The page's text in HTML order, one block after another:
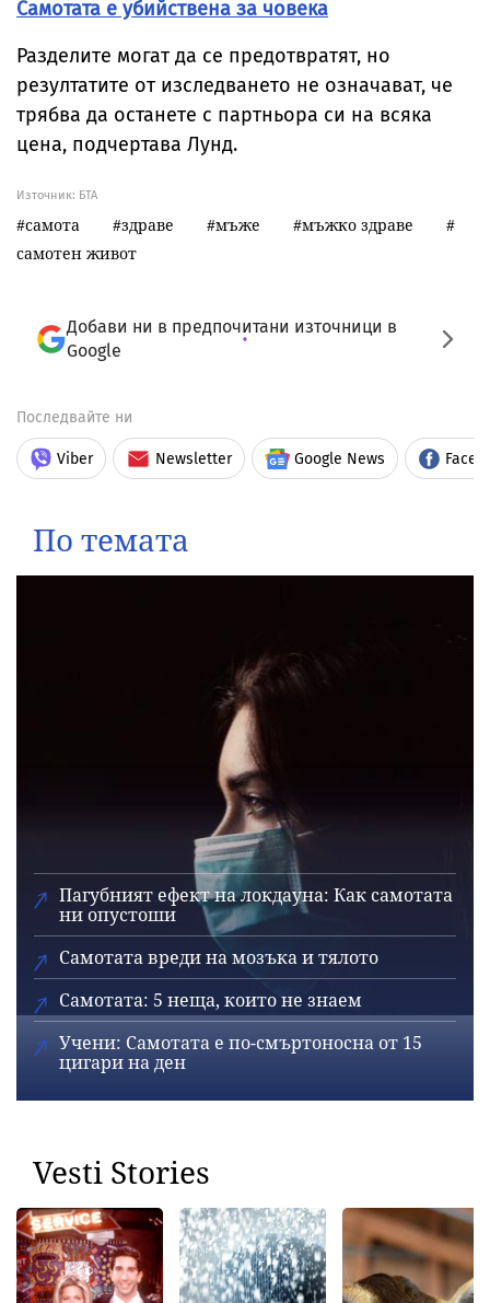
Самотата е убийствена за човека
Разделите могат да се предотвратят, но
резултатите от изследването не означават, че
трябва да останете с партньора си на всяка
цена, подчертава Лунд.
Източник: БТА
самота здраве мъже
мъжко здраве
самотен живот
Добави ни в предпочитани източници в
Google
Последвайте ни
Viber Newsletter Google News
По темата
Пагубният ефект на локдауна: Как самотата
ни опустоши
Самотата вреди на мозъка и тялото
Самотата: 5 неща, които не знаем
Учени: Самотата е по-смъртоносна от 15
цигари на ден
Vesti Stories